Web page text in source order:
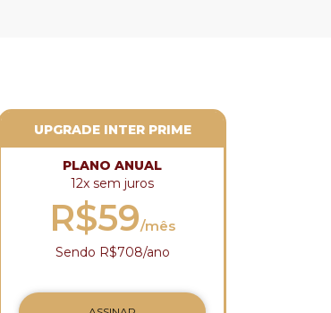
UPGRADE INTER PRIME
PLANO ANUAL
12x sem juros
R$59/mês
Sendo R$708/ano